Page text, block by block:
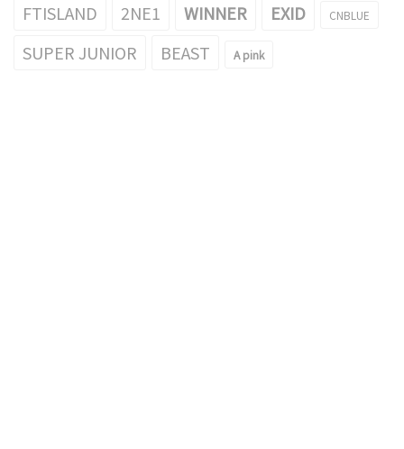
FTISLAND
2NE1 WINNER EXID CNBLUE
SUPER JUNIOR BEAST A pink